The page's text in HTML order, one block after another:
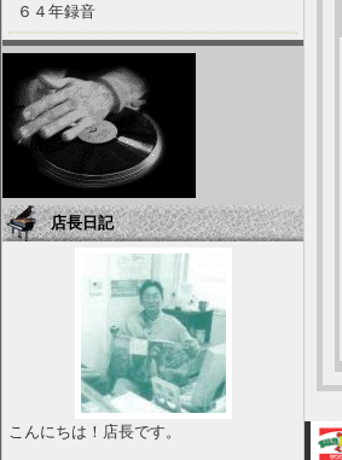
６４年録音
店長日記
こんにちは！店長です。